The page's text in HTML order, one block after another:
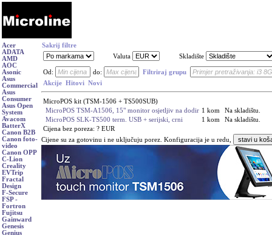
Acer
ADATA
AMD
AOC
Asonic
Asus
Commercial
Asus
Consumer
Asus Open
System
Avacom
BatterX
Canon B2B
Canon foto-
video
Canon OPP
C-Lion
Creality
EVTrip
Fractal
Design
F-Secure
FSP -
Fortron
Fujitsu
Gainward
Genesis
Genius
Sakrij filtre
Valuta
Skladište
Od: do:
Filtriraj grupu
Akcije Hitovi Novi
MicroPOS kit (TSM-1506 + TS500SUB)
MicroPOS TSM-A1506, 15" monitor osjetljiv na dodir 1 kom
Na skladištu.
MicroPOS SLK-TS500 term. USB + serijski, crni
1 kom
Na skladištu.
Cijena bez poreza: ? EUR
Cijene su za gotovinu i ne uključuju porez. Konfiguracija je u redu,